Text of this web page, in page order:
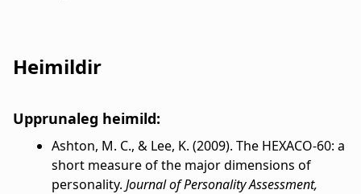
Heimildir
Upprunaleg heimild:
Ashton, M. C., & Lee, K. (2009). The HEXACO-60: a
short measure of the major dimensions of
personality. Journal of Personality Assessment,